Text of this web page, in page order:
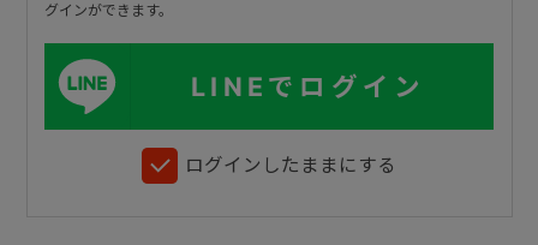
グインができます。
LINEでログイン
ログインしたままにする